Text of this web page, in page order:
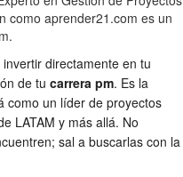
como aprender21.com es un
directamente en tu
de tu carrera pm. Es la
como un líder de proyectos
LATAM y más allá. No
sal a buscarlas con la